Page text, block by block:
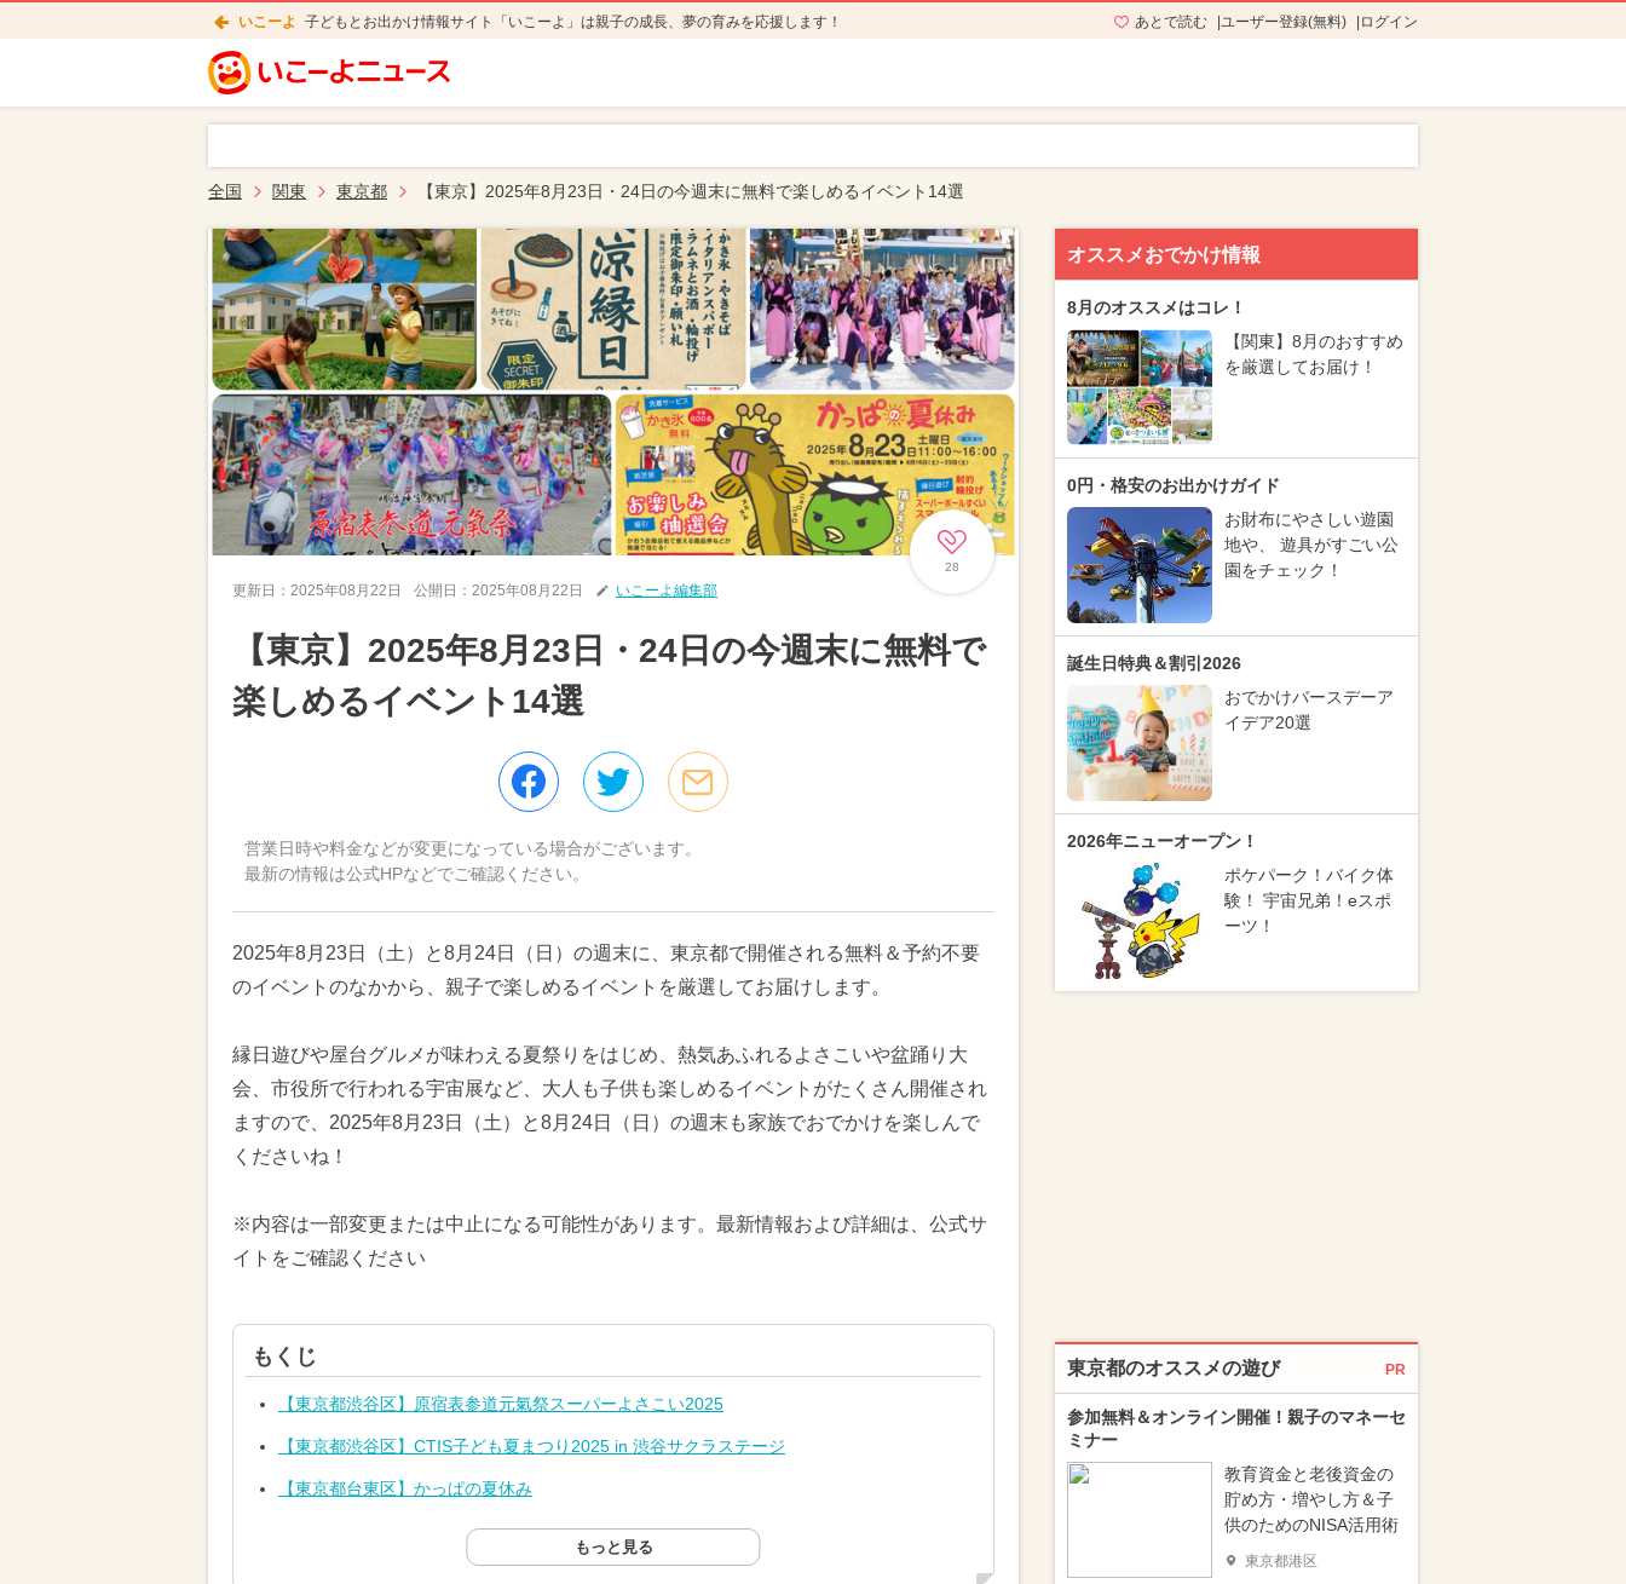
いこーよ 子どもとお出かけ情報サイト「いこーよ」は親子の成長、夢の育みを応援します！ あとで読む ユーザー登録(無料) ログイン
全国 関東 東京都 【東京】2025年8月23日・24日の今週末に無料で楽しめるイベント14選
28
更新日： 2025年08月22日 公開日： 2025年08月22日 いこーよ編集部
【東京】2025年8月23日・24日の今週末に無料で
楽しめるイベント14選
営業日時や料金などが変更になっている場合がございます。
最新の情報は公式HPなどでご確認ください。
2025年8月23日（土）と8月24日（日）の週末に、東京都で開催される無料＆予約不要
のイベントのなかから、親子で楽しめるイベントを厳選してお届けします。
縁日遊びや屋台グルメが味わえる夏祭りをはじめ、熱気あふれるよさこいや盆踊り大
会、市役所で行われる宇宙展など、大人も子供も楽しめるイベントがたくさん開催され
ますので、2025年8月23日（土）と8月24日（日）の週末も家族でおでかけを楽しんで
くださいね！
※内容は一部変更または中止になる可能性があります。最新情報および詳細は、公式サ
イトをご確認ください
もくじ
【東京都渋谷区】原宿表参道元氣祭スーパーよさこい2025
【東京都渋谷区】CTIS子ども夏まつり2025 in 渋谷サクラステージ
【東京都台東区】かっぱの夏休み
もっと見る
オススメおでかけ情報
8月のオススメはコレ！
【関東】8月のおすすめ
を厳選してお届け！
0円・格安のお出かけガイド
お財布にやさしい遊園
地や、 遊具がすごい公
園をチェック！
誕生日特典＆割引2026
おでかけバースデーア
イデア20選
2026年ニューオープン！
ポケパーク！バイク体
験！ 宇宙兄弟！eスポ
ーツ！
東京都のオススメの遊び PR
参加無料＆オンライン開催！親子のマネーセ
ミナー
教育資金と老後資金の
貯め方・増やし方＆子
供のためのNISA活用術
東京都港区